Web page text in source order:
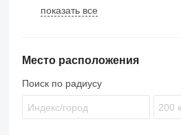
показать все
Место расположения
Поиск по радиусу